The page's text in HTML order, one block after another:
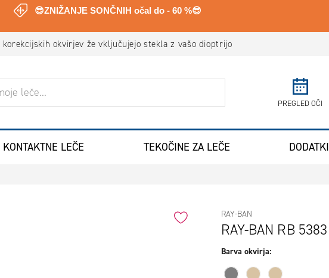
😎ZNIŽANJE SONČNIH očal do - 60 %😎
korekcijskih okvirjev že vključujejo stekla z vašo dioptrijo
PREGLED OČI
KONTAKTNE LEČE TEKOČINE ZA LEČE DODATKI
RAY-BAN
RAY-BAN RB 5383
Barva okvirja